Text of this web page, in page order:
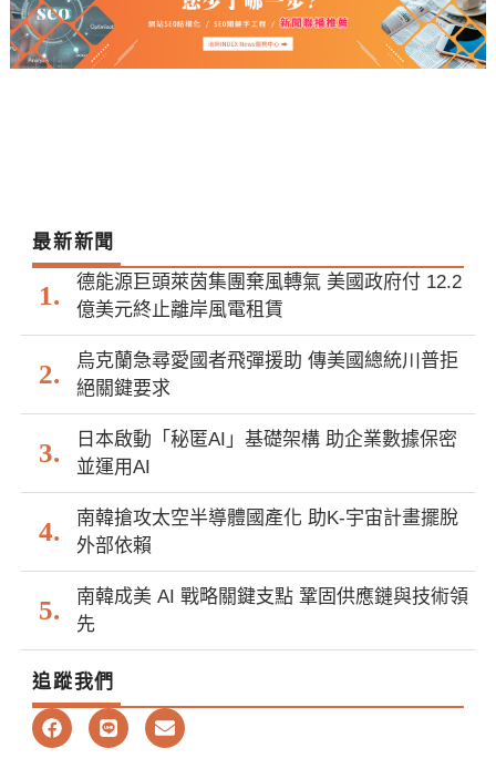
最新新聞
德能源巨頭萊茵集團棄風轉氣 美國政府付 12.2
億美元終止離岸風電租賃
烏克蘭急尋愛國者飛彈援助 傳美國總統川普拒
絕關鍵要求
日本啟動「秘匿AI」基礎架構 助企業數據保密
並運用AI
南韓搶攻太空半導體國產化 助K-宇宙計畫擺脫
外部依賴
南韓成美 AI 戰略關鍵支點 鞏固供應鏈與技術領
先
追蹤我們
F
a
L
i
E
n